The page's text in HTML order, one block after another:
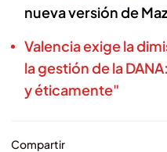
nueva versión de
Valencia exige la
la gestión de la
y éticamente"
Compartir